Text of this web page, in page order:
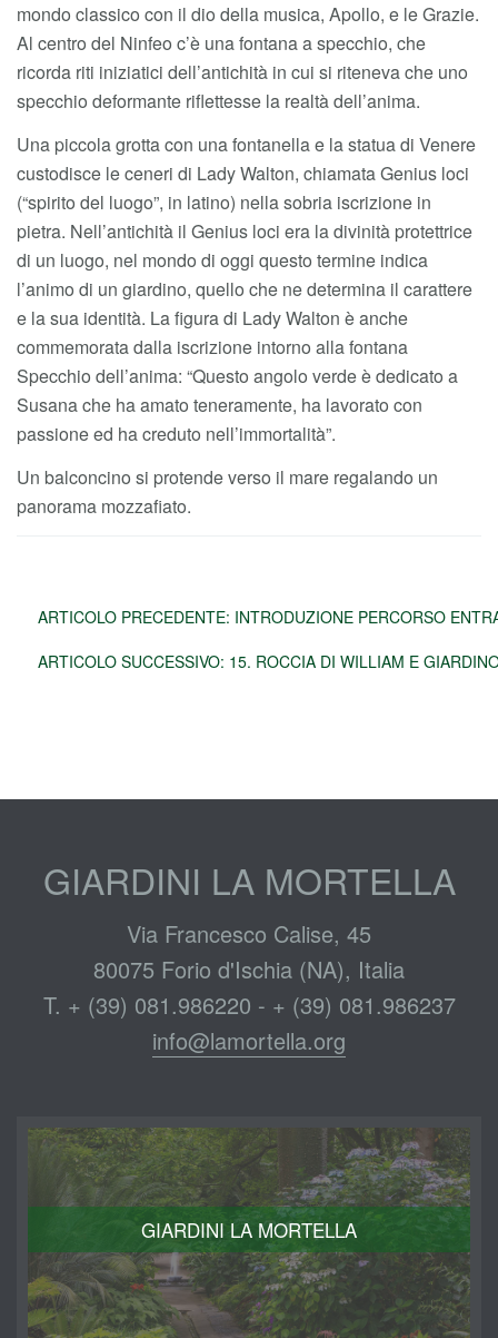
mondo classico con il dio della musica, Apollo, e le Grazie.
Al centro del Ninfeo c’è una fontana a specchio, che
ricorda riti iniziatici dell’antichità in cui si riteneva che uno
specchio deformante riflettesse la realtà dell’anima.
Una piccola grotta con una fontanella e la statua di Venere
custodisce le ceneri di Lady Walton, chiamata Genius loci
(“spirito del luogo”, in latino) nella sobria iscrizione in
pietra. Nell’antichità il Genius loci era la divinità protettrice
di un luogo, nel mondo di oggi questo termine indica
l’animo di un giardino, quello che ne determina il carattere
e la sua identità. La figura di Lady Walton è anche
commemorata dalla iscrizione intorno alla fontana
Specchio dell’anima: “Questo angolo verde è dedicato a
Susana che ha amato teneramente, ha lavorato con
passione ed ha creduto nell’immortalità”.
Un balconcino si protende verso il mare regalando un
panorama mozzafiato.
ARTICOLO PRECEDENTE: INTRODUZIONE PERCORSO
ARTICOLO SUCCESSIVO: 15. ROCCIA DI WILLIAM E
GIARDINI LA MORTELLA
Via Francesco Calise, 45
80075 Forio d'Ischia (NA), Italia
T. + (39) 081.986220 - + (39) 081.986237
info@lamortella.org
GIARDINI LA MORTELLA